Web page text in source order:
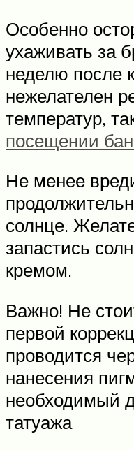
Особенно
ухаживать за
неделю после
нежелателен
температур,
посещении
Не менее
солнце.
запастись
кремом.
Важно! Не
первой
проводится
нанесения
необходимый
татуажа